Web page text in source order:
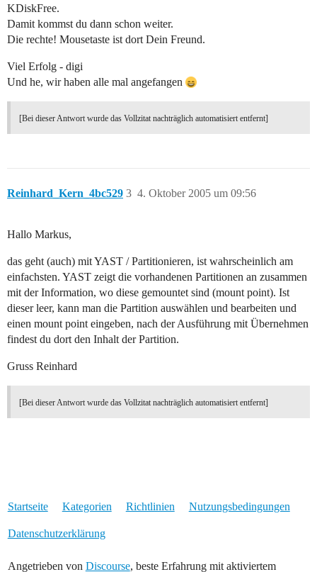
KDiskFree.
Damit kommst du dann schon weiter.
Die rechte! Mousetaste ist dort Dein Freund.
Viel Erfolg - digi
Und he, wir haben alle mal angefangen
[Bei dieser Antwort wurde das Vollzitat nachträglich automatisiert entfernt]
Reinhard_Kern_4bc529 4. Oktober 2005 um 09:56
3
Hallo Markus,
das geht (auch) mit YAST / Partitionieren, ist wahrscheinlich am
einfachsten. YAST zeigt die vorhandenen Partitionen an zusammen
mit der Information, wo diese gemountet sind (mount point). Ist
dieser leer, kann man die Partition auswählen und bearbeiten und
einen mount point eingeben, nach der Ausführung mit Übernehmen
findest du dort den Inhalt der Partition.
Gruss Reinhard
[Bei dieser Antwort wurde das Vollzitat nachträglich automatisiert entfernt]
Startseite Kategorien Richtlinien Nutzungsbedingungen
Datenschutzerklärung
Angetrieben von Discourse, beste Erfahrung mit aktiviertem